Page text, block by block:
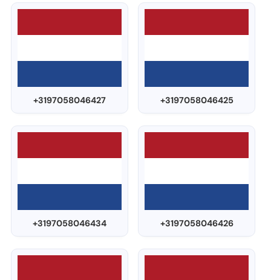
+3197058046427 +3197058046425
+3197058046434 +3197058046426